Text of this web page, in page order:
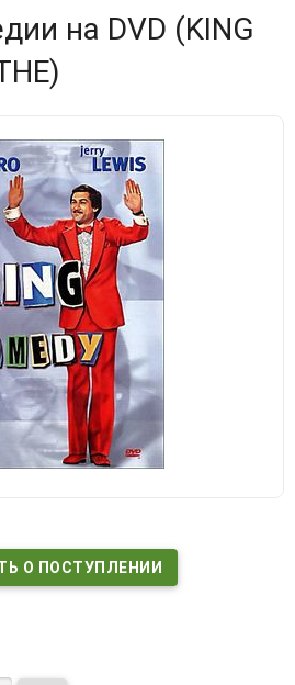
на DVD (KING
О ПОСТУПЛЕНИИ